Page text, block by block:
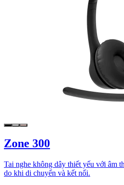
Zone 300
Tai nghe không dây thiết yếu với âm
do khi di chuyển và kết nối.